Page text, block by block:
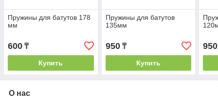
Пружины для батутов 178
мм
600 ₸
Купить
Пружины для батутов
135мм
950₸
Купить
950
О нас